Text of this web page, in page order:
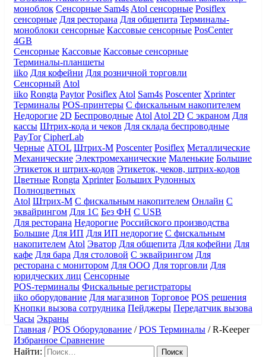
моноблок Сенсорные Sam4s Atol сенсорные Posiflex
сенсорные Для ресторана Для общепита Терминалы-
моноблоки сенсорные Кассовые сенсорные PosCenter
4GB
Сенсорные Кассовые Кассовые сенсорные
Терминалы-планшеты
iiko Для кофейни Для розничной торговли
Сенсорный Atol
iiko Rongta Paytor Posiflex Atol Sam4s Poscenter Xprinter
Терминалы POS-принтеры С фискальным накопителем
Недорогие 2D Беспроводные Atol Atol 2D С экраном Для
кассы Штрих-кода и чеков Для склада беспроводные
PayTor CipherLab
Черные ATOL Штрих-М Poscenter Posiflex Металлические
Механические Электромеханические Маленькие Большие
Этикеток и штрих-кодов Этикеток, чеков, штрих-кодов
Цветные Rongta Xprinter Больших Рулонных
Полноцветных
Atol Штрих-М С фискальным накопителем Онлайн С
эквайрингом Для 1С Без ФН С USB
Для ресторана Недорогие Российского производства
Большие Для ИП Для ИП недорогие С фискальным
накопителем Atol Эватор Для общепита Для кофейни Для
кафе Для бара Для столовой С эквайрингом Для
ресторана с монитором Для ООО Для торговли Для
юридческих лиц Сенсорные
POS-терминалы Фискальные регистраторы
iiko оборудование Для магазинов Торговое POS решения
Кнопки вызова сотрудника Пейджеры Передатчик вызова
Часы Экраны
Главная /POS Оборудование /POS Терминалы /R-Keeper
Избранное Сравнение
Найти: